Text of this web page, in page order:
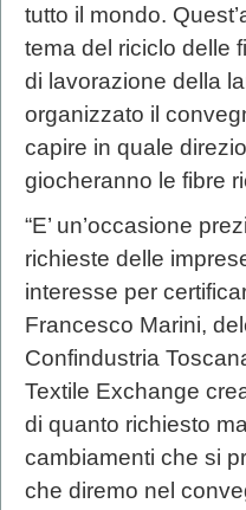
tutto il mondo.
tema del riciclo delle
di lavorazione della
organizzato il
capire in quale
giocheranno le fibre
“E’ un’occasione
richieste delle
interesse per
Francesco Marini,
Confindustria
Textile Exchange
di quanto richiesto
cambiamenti che si
che diremo nel